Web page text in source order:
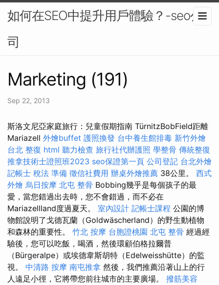
如何在SEO中提升用戶體驗？-seo公
司
Marketing (191)
Sep 22, 2013
斯洛文尼亞家庭旅行：兒童假期指南 TürnitzBobField距離
Mariazell 外燴buffet 護照換發 台中養生館排毒 新竹外燴
台北 整復 html 聽力檢查 旅行社代辦護照 學整骨 傳統整復
推拿技術士證照班2023 seo保證第一頁 公司登記 台北外燴
記帳士 稅法 準備 徵信社費用 辦桌外燴推薦 38公里。 西式
外燴 烏日按摩 北屯 整骨 Bobbing幾乎是每個孩子的最
愛，當您錯過出去時，您不會錯過，而不必在
Mariazellland度過夏天。 室內設計 記帳士課程 公園的博
物館說明了戈德瓦蘭（Goldwäscherland）的野生動植物
和森林的重要性。 竹北 按摩 台胞證桃園 北屯 整骨 經過經
驗後，您可以吃飯，喝酒，然後環顧伯格拉爾普
（Bürgeralpe）或埃德韋斯胡特（Edelweisshütte）的監
視。 中清路 按摩 南屯推拿 然後，我們推薦沿著山上的行
人遠足小徑，它將帶您前往城市的主要廣場。 撥筋美容